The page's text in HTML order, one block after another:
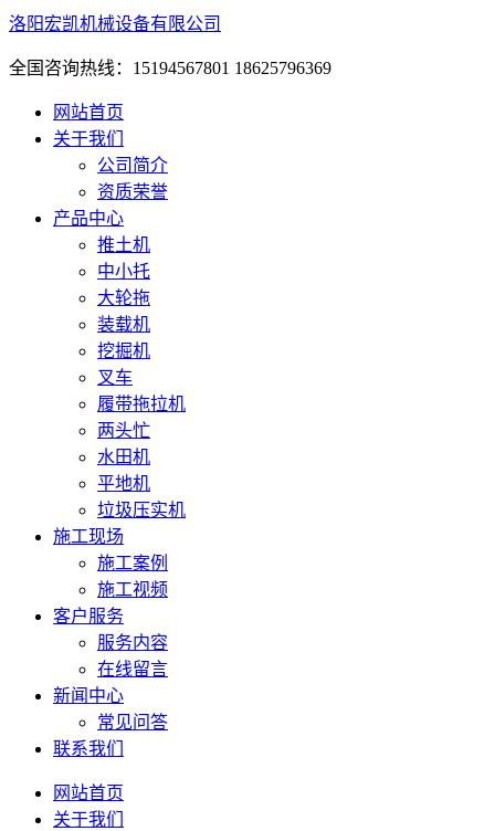
洛阳宏凯机械设备有限公司
全国咨询热线：15194567801 18625796369
网站首页
关于我们
公司简介
资质荣誉
产品中心
推土机
中小托
大轮拖
装载机
挖掘机
叉车
履带拖拉机
两头忙
水田机
平地机
垃圾压实机
施工现场
施工案例
施工视频
客户服务
服务内容
在线留言
新闻中心
常见问答
联系我们
网站首页
关于我们